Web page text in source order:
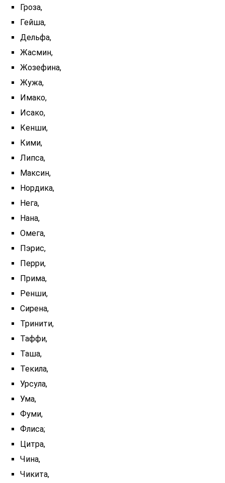
Гроза,
Гейша,
Дельфа,
Жасмин,
Жозефина,
Жужа,
Имако,
Исако,
Кенши,
Кими,
Липса,
Максин,
Нордика,
Нега,
Нана,
Омега,
Пэрис,
Перри,
Прима,
Ренши,
Сирена,
Тринити,
Таффи,
Таша,
Текила,
Урсула,
Ума,
Фуми,
Флиса;
Цитра,
Чина,
Чикита,